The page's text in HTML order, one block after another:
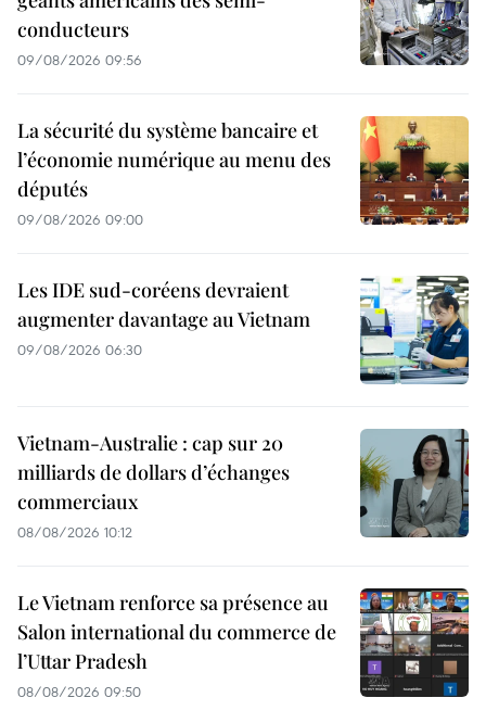
conducteurs
09/08/2026 09:56
La sécurité du système bancaire et
l’économie numérique au menu des
députés
09/08/2026 09:00
Les IDE sud-coréens devraient
augmenter davantage au Vietnam
09/08/2026 06:30
Vietnam-Australie : cap sur 20
milliards de dollars d’échanges
commerciaux
08/08/2026 10:12
Le Vietnam renforce sa présence au
Salon international du commerce de
l’Uttar Pradesh
08/08/2026 09:50